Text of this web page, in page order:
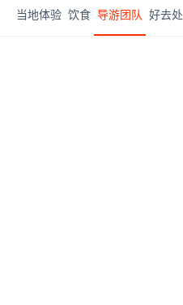
当地体验 饮食 导游团队 好去处